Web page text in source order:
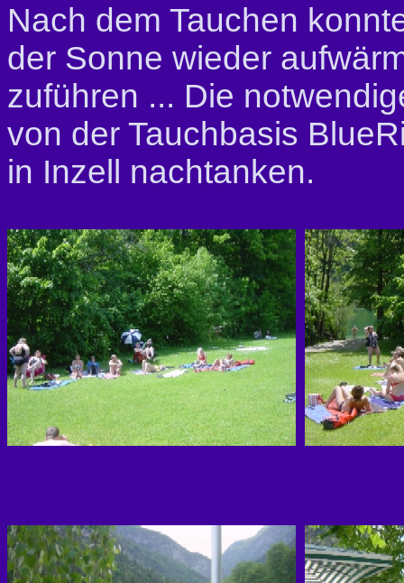
Nach dem Tauchen
der Sonne wieder
zuführen ... Die
von der Tauchbasis
in Inzell nachtanken.